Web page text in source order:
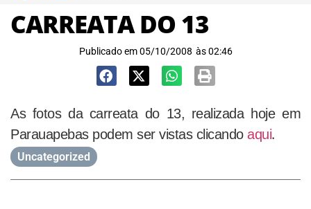
CARREATA DO 13
Publicado em 05/10/2008 às 02:46
As fotos da carreata do 13, realizada hoje em
Parauapebas podem ser vistas clicando aqui.
Uncategorized